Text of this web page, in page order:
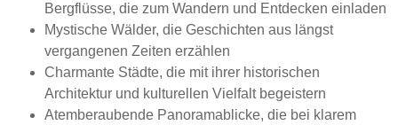
Bergflüsse, die zum Wandern und Entdecken einladen
Mystische Wälder, die Geschichten aus längst
vergangenen Zeiten erzählen
Charmante Städte, die mit ihrer historischen
Architektur und kulturellen Vielfalt begeistern
Atemberaubende Panoramablicke, die bei klarem